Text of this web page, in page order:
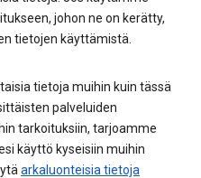
johon ne on kerätty,
tietojen käyttämistä.
tietoja muihin kuin tässä
palveluiden
tarkoituksiin, tarjoamme
käyttö kyseisiin muihin
arkaluonteisia tietoja